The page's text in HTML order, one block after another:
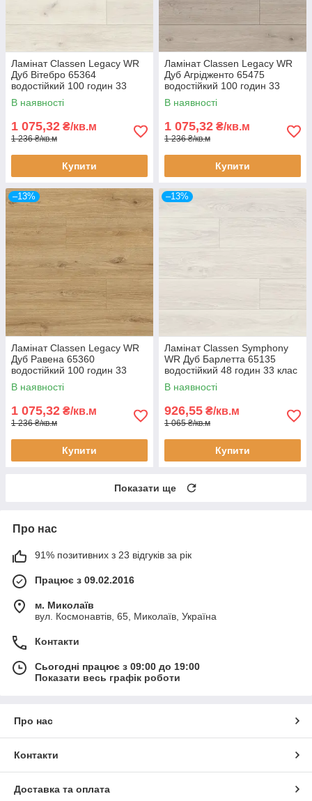
Ламінат Classen Legacy WR
Дуб Вітебро 65364
водостійкий 100 годин 33
клас AC5 10 мм з фаскою
В наявності
1 075,32 ₴/кв.м
1 236 ₴/кв.м
Купити
Ламінат Classen Legacy WR
Дуб Агрідженто 65475
водостійкий 100 годин 33
клас AC5 10 мм з фаскою
В наявності
1 075,32 ₴/кв.м
1 236 ₴/кв.м
Купити
–13%
Ламінат Classen Legacy WR
Дуб Равена 65360
водостійкий 100 годин 33
клас AC5 10 мм з фаскою
В наявності
1 075,32 ₴/кв.м
1 236 ₴/кв.м
Купити
–13%
Ламінат Classen Symphony
WR Дуб Барлетта 65135
водостійкий 48 годин 33 клас
AC5 10 мм з фаскою
В наявності
926,55 ₴/кв.м
1 065 ₴/кв.м
Купити
Показати ще
Про нас
91% позитивних з 23 відгуків за рік
Працює з 09.02.2016
м. Миколаїв
вул. Космонавтів, 65, Миколаїв, Україна
Контакти
Сьогодні працює з 09:00 до 19:00
Показати весь графік роботи
Про нас
Контакти
Доставка та оплата